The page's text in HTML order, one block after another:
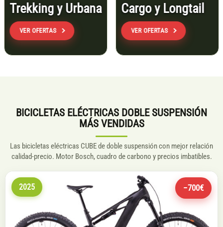
Trekking y Urbana
VER OFERTAS
Cargo y Longtail
VER OFERTAS
BICICLETAS ELÉCTRICAS DOBLE SUSPENSIÓN
MÁS VENDIDAS
Las bicicletas eléctricas CUBE de doble suspensión con mejor relación
calidad-precio. Motor Bosch, cuadro de carbono y precios imbatibles.
2025 −700€